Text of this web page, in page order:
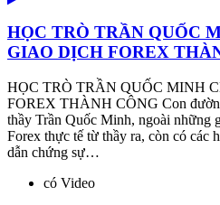
HỌC TRÒ TRẦN QUỐC
GIAO DỊCH FOREX
HỌC TRÒ TRẦN QUỐC MINH
FOREX THÀNH CÔNG Con
thầy Trần Quốc Minh, ngoài những
Forex thực tế từ thầy ra, còn có các
dẫn chứng sự…
có Video